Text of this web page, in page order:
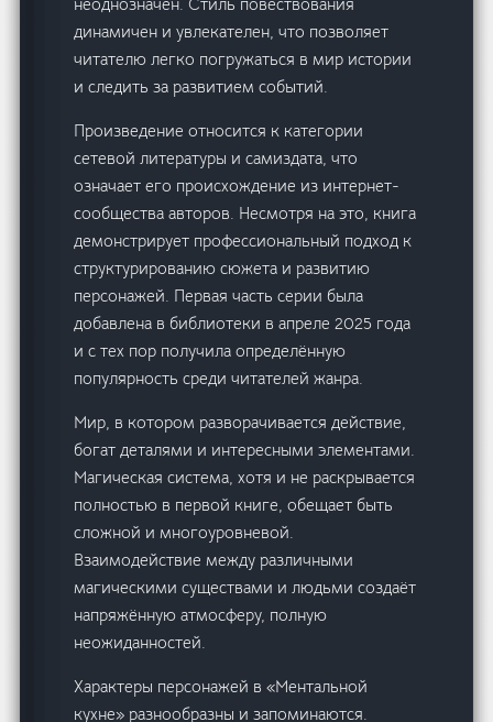
динамичен и увлекателен, что позволяет
читателю легко погружаться в мир истории
и следить за развитием событий.
Произведение относится к категории
сетевой литературы и самиздата, что
означает его происхождение из интернет-
сообщества авторов. Несмотря на это, книга
демонстрирует профессиональный подход к
структурированию сюжета и развитию
персонажей. Первая часть серии была
добавлена в библиотеки в апреле 2025 года
и с тех пор получила определённую
популярность среди читателей жанра.
Мир, в котором разворачивается действие,
богат деталями и интересными элементами.
Магическая система, хотя и не раскрывается
полностью в первой книге, обещает быть
сложной и многоуровневой.
Взаимодействие между различными
магическими существами и людьми создаёт
напряжённую атмосферу, полную
неожиданностей.
Характеры персонажей в «Ментальной
кухне» разнообразны и запоминаются.